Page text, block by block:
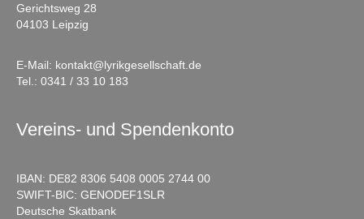
Gerichtsweg 28
04103 Leipzig
E-Mail: kontakt@lyrikgesellschaft.de
Tel.: 0341 / 33 10 183
Vereins- und Spendenkonto
IBAN: DE82 8306 5408 0005 2744 00
SWIFT-BIC: GENODEF1SLR
Deutsche Skatbank